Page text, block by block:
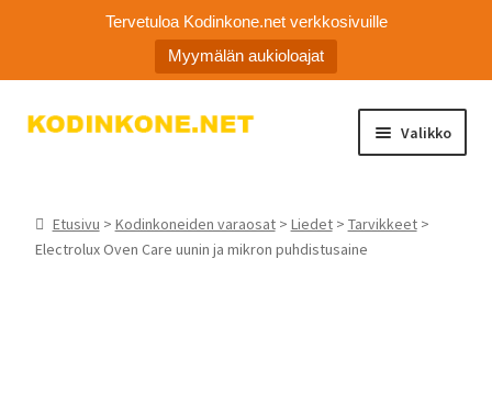
Tervetuloa Kodinkone.net verkkosivuille
Myymälän aukioloajat
Siirry
Siirry
Valikko
Ota yhteyttä
Etusivu > Kodinkoneiden varaosat> Liedet> Tarvikkeet>
Electrolux Oven Care uunin ja mikron puhdistusaine